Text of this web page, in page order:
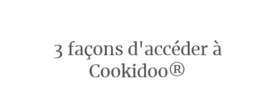
3 façons d'accéder à
Cookidoo®